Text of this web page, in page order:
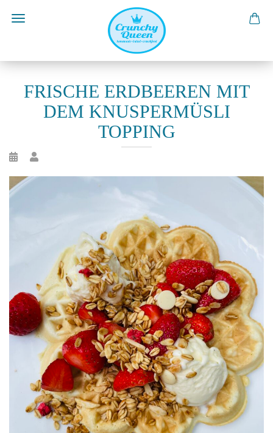
FRISCHE ERDBEEREN MIT
DEM KNUSPERMÜSLI
TOPPING